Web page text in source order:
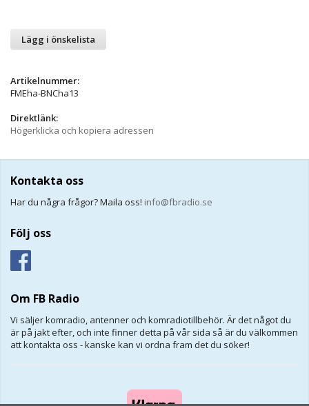
Lägg i önskelista
Artikelnummer:
FMEha-BNCha13
Direktlänk:
Högerklicka och kopiera adressen
Kontakta oss
Har du några frågor? Maila oss! info@fbradio.se
Följ oss
Om FB Radio
Vi säljer komradio, antenner och komradiotillbehör. Är det något du
är på jakt efter, och inte finner detta på vår sida så är du välkommen
att kontakta oss - kanske kan vi ordna fram det du söker!